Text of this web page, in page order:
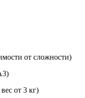
от сложности)
от 3 кг)